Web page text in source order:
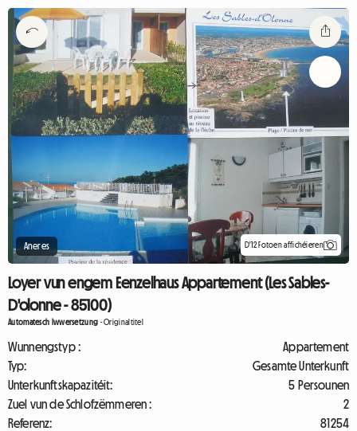
Aneres D'12 Fotoen affichéieren
Loyer vun engem Eenzelhaus Appartement (Les Sables-
D'olonne - 85100)
Automatesch Iwwersetzung -Originaltitel
Wunnengstyp :
Appartement
Typ:
Gesamte Unterkunft
Unterkunftskapazitéit:
5 Persounen
Zuel vun de Schlofzëmmeren :
2
Referenz:
81254